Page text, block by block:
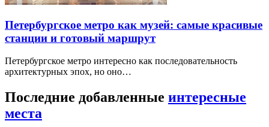
Петербургское метро как музей: самые красивые
станции и готовый маршрут
Петербургское метро интересно как последовательность
архитектурных эпох, но оно…
Последние добавленные интересные
места